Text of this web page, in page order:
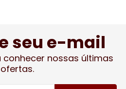
seu e-mail
conhecer nossas últimas
ofertas.